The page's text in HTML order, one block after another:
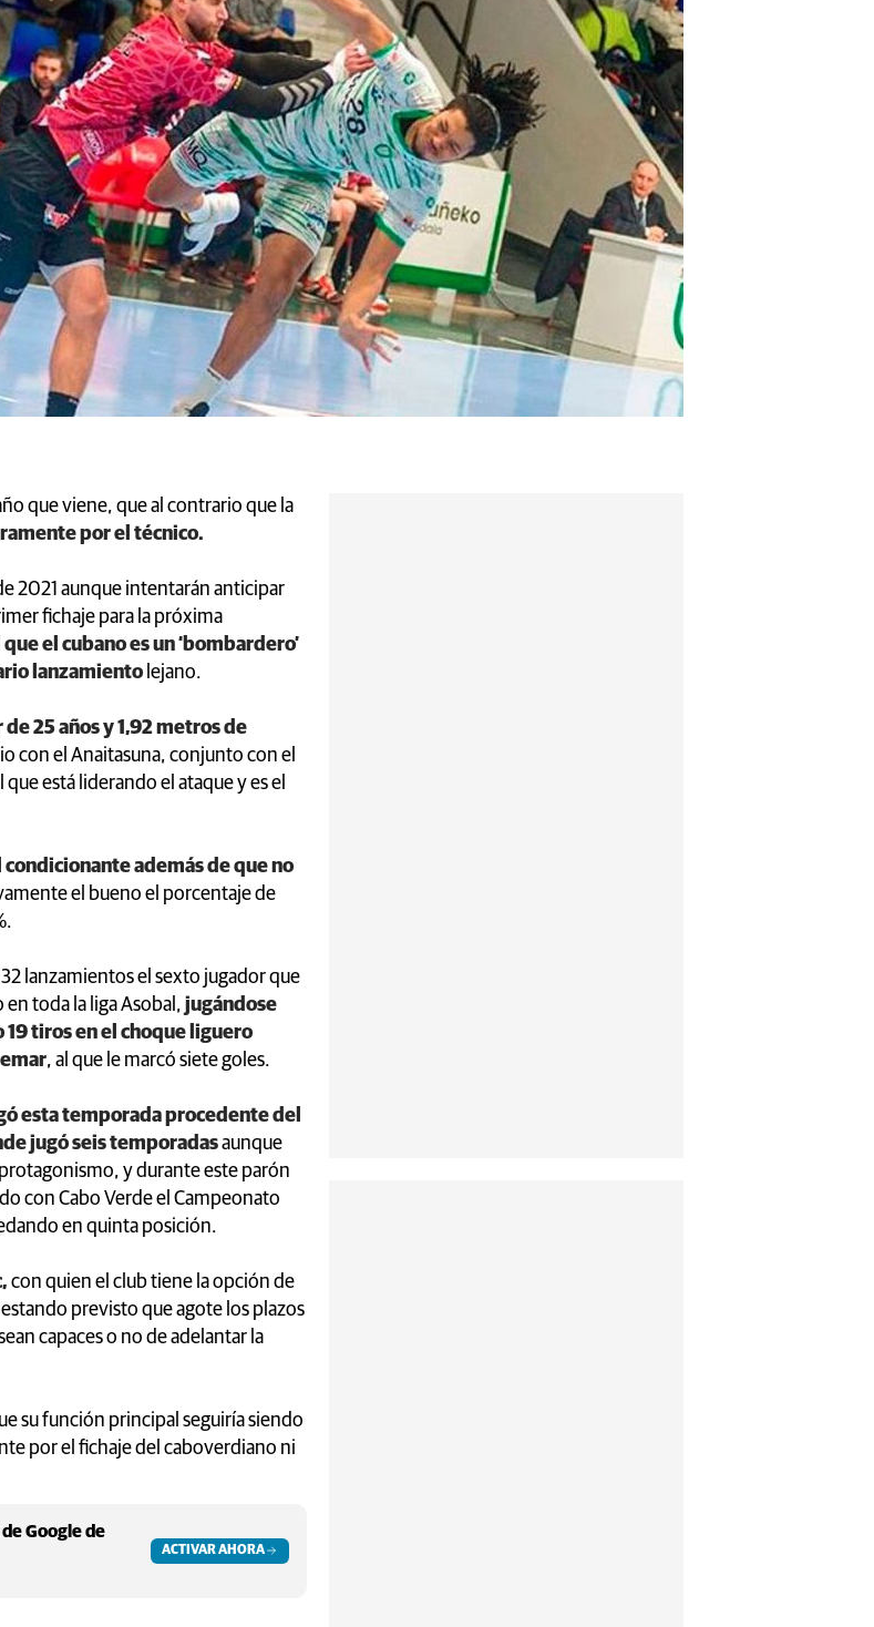
que viene, que al contrario que la
por el técnico.
2021 aunque intentarán anticipar
fichaje para la próxima
el cubano es un ‘bombardero’
lanzamiento lejano.
25 años y 1,92 metros de
con el Anaitasuna, conjunto con el
está liderando el ataque y es el
además de que no
el bueno el porcentaje de
lanzamientos el sexto jugador que
en toda la liga Asobal, jugándose
tiros en el choque liguero
, al que le marcó siete goles.
esta temporada procedente del
jugó seis temporadasaunque
y durante este parón
con Cabo Verde el Campeonato
en quinta posición.
con quien el club tiene la opción de
previsto que agote los plazos
capaces o no de adelantar la
su función principal seguiría siendo
por el fichaje del caboverdiano ni
Google de
ACTIVAR AHORA